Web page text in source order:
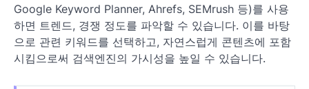
Google Keyword Planner, Ahrefs, SEMrush 등)를 사용
하면 트렌드, 경쟁 정도를 파악할 수 있습니다. 이를 바탕
으로 관련 키워드를 선택하고, 자연스럽게 콘텐츠에 포함
시킴으로써 검색엔진의 가시성을 높일 수 있습니다.